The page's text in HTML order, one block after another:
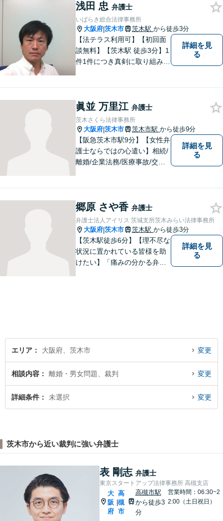
浅田 忠 弁護士
いばらき総合法律事務所
大阪府|茨木市 茨木駅 から徒歩3分
【法テラス利用可】【初回面
談無料】【茨木駅 徒歩3分】1
件1件につき真剣に取り組み、
っしゃる不安や、ご希望を丁
寧にお伺いいたします。
詳細を見
る
眞並 万里江 弁護士
茨木さくら法律事務所
大阪府|茨木市 茨木市駅 から徒歩9分
【阪急茨木市駅9分】【女性弁
護士ならではの心遣い】相続/
離婚/企業法務/医療事故/交通
け、少しでもお気持ちが和ら
ぐよう心がけております。
詳細を見
る
郷原 さや香 弁護士
弁護士法人アイリス 茨城支所茨木みらい法律事務所
大阪府|茨木市 茨木駅 から徒歩3分
【茨木駅徒歩6分】【理不尽な
状況に置かれている皆様を助
けたい】「痛みの分かる弁護
詳細を見
る
エリア 大阪府、茨木市 変更
相談内容 離婚・男女問題、裁判 変更
詳細条件 未選択 変更
茨木市から近い裁判に強い弁護士
表 剛志 弁護士
東京スタートアップ法律事務所 高槻支店
大
阪
府
|
高
槻
市
高槻市駅
から徒歩3
分
営業時間：06:30~2
2:00（土日祝日）